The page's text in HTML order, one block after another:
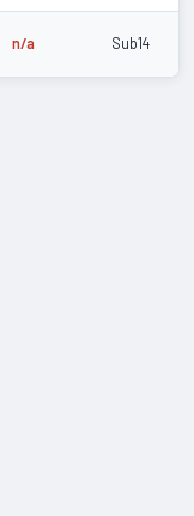
n/a Sub14